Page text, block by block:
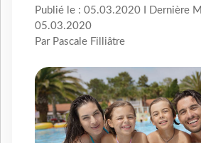
Publié le : 05.03.2020 I Dernière
05.03.2020
Par Pascale Filliâtre